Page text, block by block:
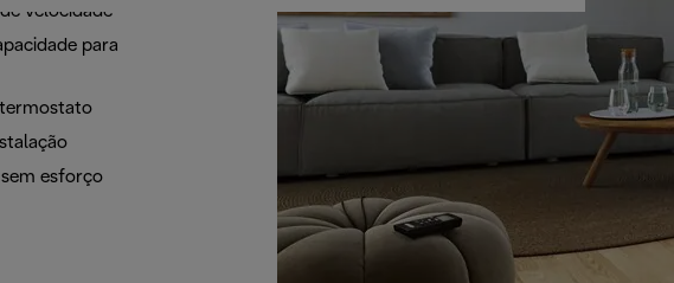
velocidade
para
termostato
esforço